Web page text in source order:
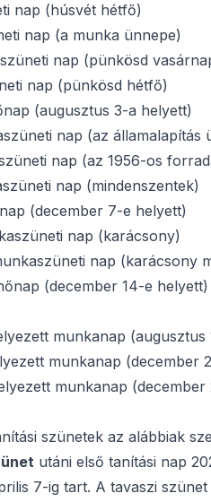
nap (húsvét hétfő)
nap (a munka ünnepe)
nap (pünkösd
nap (pünkösd hétfő)
(augusztus 3-a helyett)
nap (az államalapítás
nap (az 1956-os
nap (mindenszentek)
(december 7-e helyett)
nap (karácsony)
nap (karácsony
(december 14-e helyett)
munkanap (augusztus
munkanap (december
munkanap (december
szünetek az alábbiak
utáni első tanítási nap
7-ig tart. A tavaszi